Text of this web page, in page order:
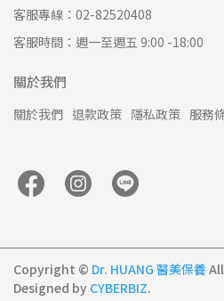
客服專線：02-82520408
客服時間：週一至週五 9:00 -18:00
關於我們
關於我們 退款政策 隱私政策 服務
Copyright © Dr. HUANG 醫美保養
Designed by CYBERBIZ.